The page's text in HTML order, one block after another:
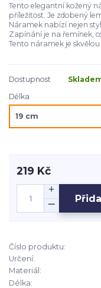
Tento elegantní kožený
příležitost. Je zdobený
Náramek nabízí nejen
Zapínání je na řemínek,
Tento náramek je
Dostupnost
Délka
219 Kč
Číslo produktu:
Určení:
Materiál:
Délka: